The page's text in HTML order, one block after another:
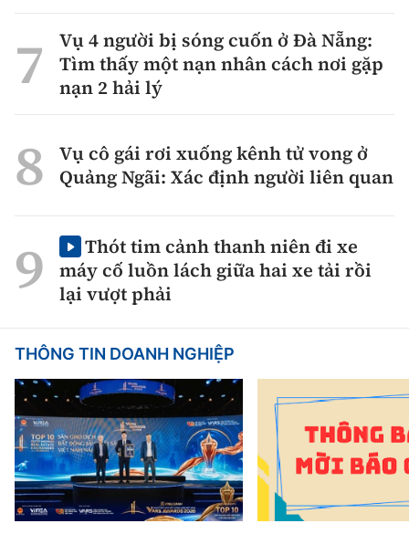
Vụ 4 người bị sóng cuốn ở Đà Nẵng:
Tìm thấy một nạn nhân cách nơi gặp
nạn 2 hải lý
Vụ cô gái rơi xuống kênh tử vong ở
Quảng Ngãi: Xác định người liên quan
Thót tim cảnh thanh niên đi xe
máy cố luồn lách giữa hai xe tải rồi
lại vượt phải
THÔNG TIN DOANH NGHIỆP